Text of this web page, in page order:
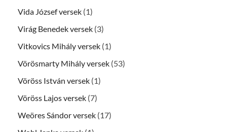
Vida József versek (1)
Virág Benedek versek (3)
Vitkovics Mihály versek (1)
Vörösmarty Mihály versek (53)
Vöröss István versek (1)
Vöröss Lajos versek (7)
Weöres Sándor versek (17)